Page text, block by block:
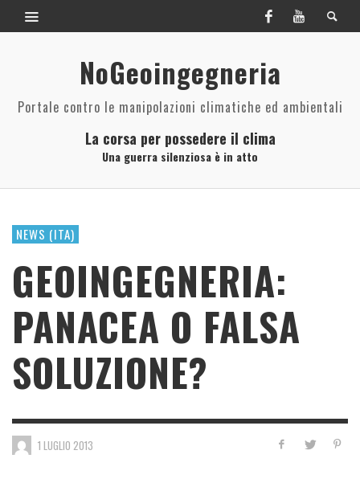
NoGeoingegneria
Portale contro le manipolazioni climatiche ed ambientali
La corsa per possedere il clima
Una guerra silenziosa è in atto
NEWS (ITA)
GEOINGEGNERIA:
PANACEA O FALSA
SOLUZIONE?
1 LUGLIO 2013